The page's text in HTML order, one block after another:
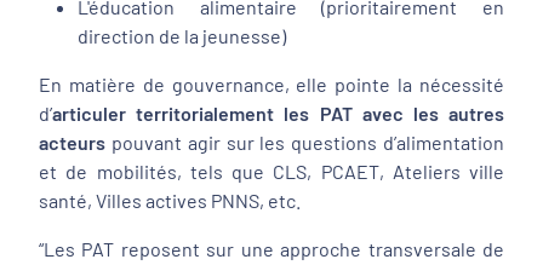
L'éducation alimentaire (prioritairement en
direction de la jeunesse)
En matière de gouvernance, elle pointe la nécessité
d’articuler territorialement les PAT avec les autres
acteurs pouvant agir sur les questions d’alimentation
et de mobilités, tels que CLS, PCAET, Ateliers ville
santé, Villes actives PNNS, etc.
“Les PAT reposent sur une approche transversale de